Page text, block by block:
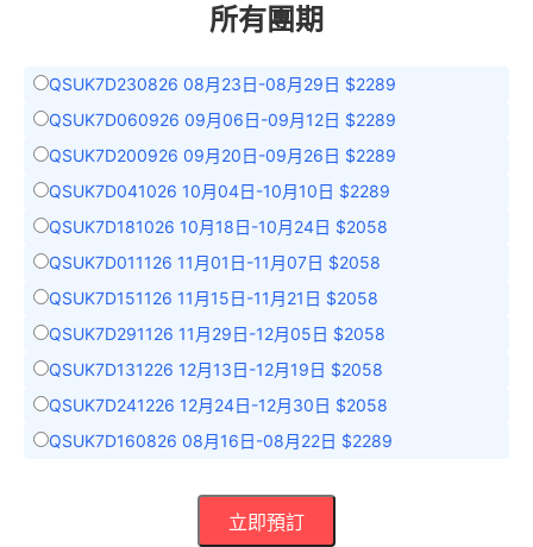
所有團期
QSUK7D230826 08月23日-08月29日 $2289
QSUK7D060926 09月06日-09月12日 $2289
QSUK7D200926 09月20日-09月26日 $2289
QSUK7D041026 10月04日-10月10日 $2289
QSUK7D181026 10月18日-10月24日 $2058
QSUK7D011126 11月01日-11月07日 $2058
QSUK7D151126 11月15日-11月21日 $2058
QSUK7D291126 11月29日-12月05日 $2058
QSUK7D131226 12月13日-12月19日 $2058
QSUK7D241226 12月24日-12月30日 $2058
QSUK7D160826 08月16日-08月22日 $2289
立即預訂